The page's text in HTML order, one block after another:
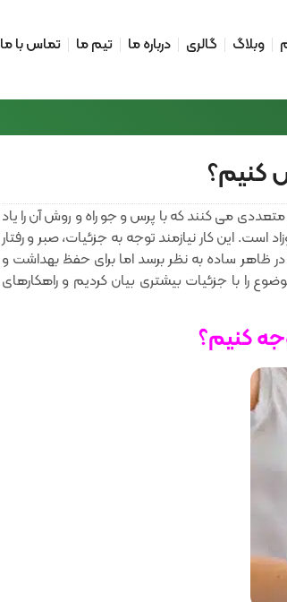
وبلاگ گالری درباره ما تیم ما تماس با ما
کنیم؟
می کنند که با پرس و جو راه و روش آن را یاد
این کار نیازمند توجه به جزئیات‌، صبر و رفتار
ظاهر ساده به نظر برسد اما برای حفظ بهداشت و
را با جزئیات بیشتری بیان کردیم و راهکارهای
کنیم؟